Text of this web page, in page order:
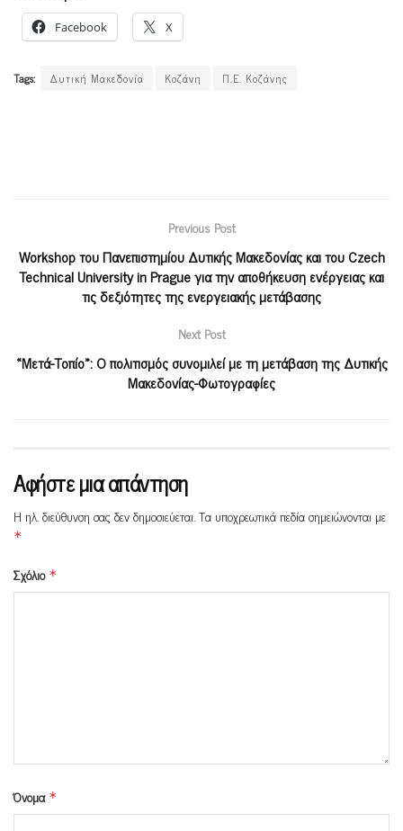
Facebook X
Tags: Δυτική Μακεδονία Κοζάνη Π.Ε. Κοζάνης
Previous Post
Workshop του Πανεπιστημίου Δυτικής Μακεδονίας και του Czech
Technical University in Prague για την αποθήκευση ενέργειας και
τις δεξιότητες της ενεργειακής μετάβασης
Next Post
«Μετά-Τοπίο»: Ο πολιτισμός συνομιλεί με τη μετάβαση της Δυτικής
Μακεδονίας-Φωτογραφίες
Αφήστε μια απάντηση
Η ηλ. διεύθυνση σας δεν δημοσιεύεται.Τα υποχρεωτικά πεδία σημειώνονται με
*
Σχόλιο *
Όνομα *